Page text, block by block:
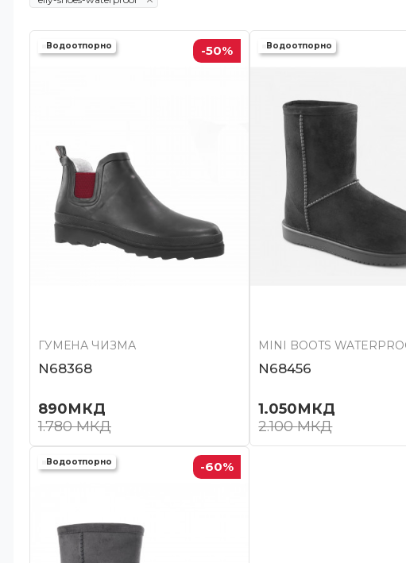
Водоотпорно -50%
ГУМЕНА ЧИЗМА
N68368
890МКД
1.780МКД
Водоотпорно
MINI BOOTS
N68456
1.050МКД
2.100МКД
Водоотпорно -60%